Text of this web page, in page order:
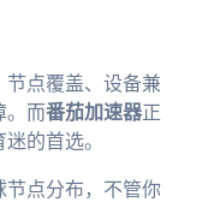
节点覆盖、设备兼
。而番茄加速器正
的首选。
节点分布，不管你